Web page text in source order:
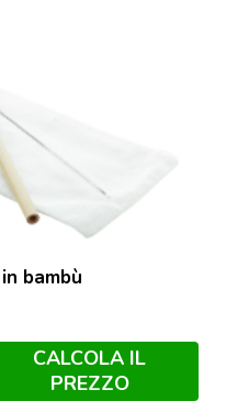
bambù
CALCOLA IL
PREZZO